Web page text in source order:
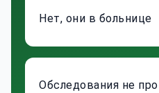
Нет, они в больнице
Обследования не